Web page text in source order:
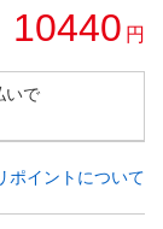
10440 円
いで
ポイントについて